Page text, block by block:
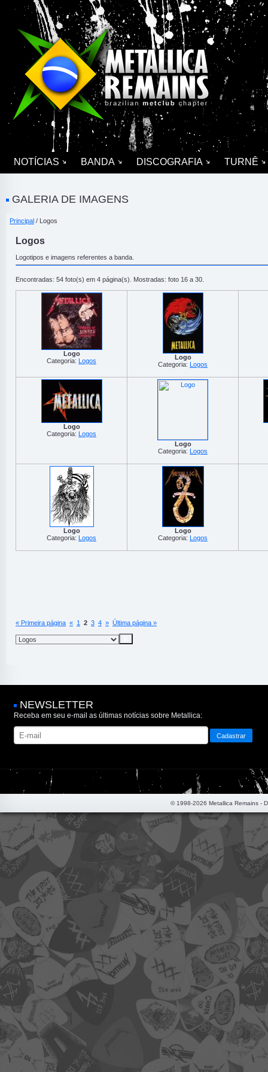
NOTÍCIAS BANDA DISCOGRAFIA TURNÊ
GALERIA DE IMAGENS
Principal / Logos
Logos
Logotipos e imagens referentes a banda.
Encontradas: 54 foto(s) em 4 página(s). Mostradas: foto 16 a 30.
Logo
Categoria: Logos
Logo
Categoria: Logos
Logo
Categoria: Logos
Logo
Categoria: Logos
Logo
Categoria: Logos
Logo
Categoria: Logos
« Primeira página « 1 2 3 4 » Última página »
NEWSLETTER
Receba em seu e-mail as últimas notícias sobre Metallica:
© 1998-2026 Metallica Remains -